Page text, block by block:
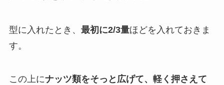
型に入れたとき、 最初に2/3量ほどを入れておきま
す。
この上にナッツ類をそっと広げて、軽く押さえて